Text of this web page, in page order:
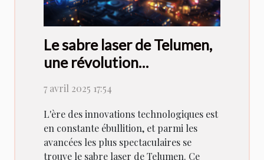
Le sabre laser de Telumen,
une révolution
technologique
7 avril 2025 17:54
L'ère des innovations technologiques est
en constante ébullition, et parmi les
avancées les plus spectaculaires se
trouve le sabre laser de Telumen. Ce